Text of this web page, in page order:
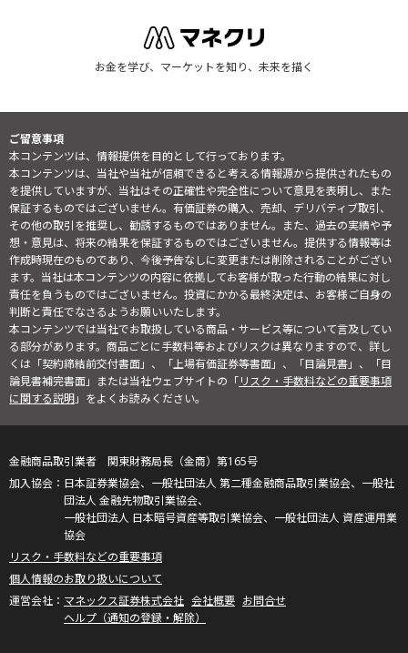
お金を学び、マーケットを知り、未来を描く
ご留意事項
本コンテンツは、情報提供を目的として行っております。
本コンテンツは、当社や当社が信頼できると考える情報源から提供されたもの
を提供していますが、当社はその正確性や完全性について意見を表明し、また
保証するものではございません。有価証券の購入、売却、デリバティブ取引、
その他の取引を推奨し、勧誘するものではありません。また、過去の実績や予
想・意見は、将来の結果を保証するものではございません。提供する情報等は
作成時現在のものであり、今後予告なしに変更または削除されることがござい
ます。当社は本コンテンツの内容に依拠してお客様が取った行動の結果に対し
責任を負うものではございません。投資にかかる最終決定は、お客様ご自身の
判断と責任でなさるようお願いいたします。
本コンテンツでは当社でお取扱している商品・サービス等について言及してい
る部分があります。商品ごとに手数料等およびリスクは異なりますので、詳し
くは「契約締結前交付書面」、「上場有価証券等書面」、「目論見書」、「目
論見書補完書面」または当社ウェブサイトの「リスク・手数料などの重要事項
に関する説明」をよくお読みください。
金融商品取引業者 関東財務局長（金商）第165号
日本証券業協会、一般社団法人 第二種金融商品取引業協会、一般社
団法人 金融先物取引業協会、
一般社団法人 日本暗号資産等取引業協会、一般社団法人 資産運用業
協会
リスク・手数料などの重要事項
個人情報のお取り扱いについて
マネックス証券株式会社 会社概要 お問合せ
ヘルプ（通知の登録・解除）